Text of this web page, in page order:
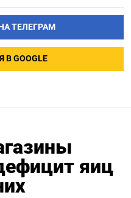
ТЕЛЕГРАМ
GOOGLE
яиц